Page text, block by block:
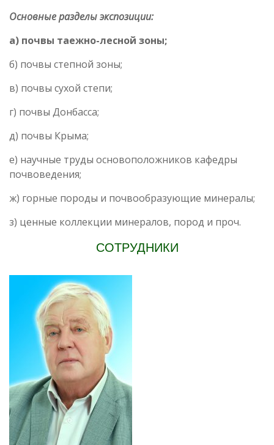
Основные разделы экспозиции:
а) почвы таежно-лесной зоны;
б) почвы степной зоны;
в) почвы сухой степи;
г) почвы Донбасса;
д) почвы Крыма;
е) научные труды основоположников кафедры
почвоведения;
ж) горные породы и почвообразующие минералы;
з) ценные коллекции минералов, пород и проч.
СОТРУДНИКИ